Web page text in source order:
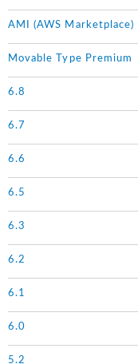
AMI (AWS Marketplace)
Movable Type Premium
6.8
6.7
6.6
6.5
6.3
6.2
6.1
6.0
5.2